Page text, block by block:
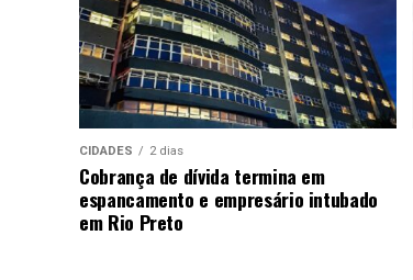
CIDADES 2 dias
Cobrança de dívida termina em
espancamento e empresário intubado
em Rio Preto